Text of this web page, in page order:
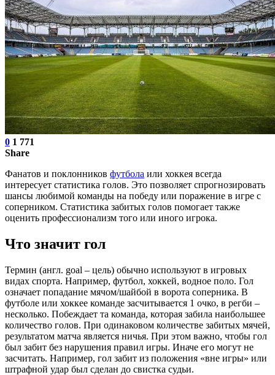
0 1 771
Share
Фанатов и поклонников футбола или хоккея всегда
интересует статистика голов. Это позволяет спрогнозировать
шансы любимой команды на победу или поражение в игре с
соперником. Статистика забитых голов помогает также
оценить профессионализм того или иного игрока.
Что значит гол
Термин (англ. goal – цель) обычно используют в игровых
видах спорта. Например, футбол, хоккей, водное поло. Гол
означает попадание мячом/шайбой в ворота соперника. В
футболе или хоккее команде засчитывается 1 очко, в регби –
несколько. Побеждает та команда, которая забила наибольшее
количество голов. При одинаковом количестве забитых мячей,
результатом матча является ничья. При этом важно, чтобы гол
был забит без нарушения правил игры. Иначе его могут не
засчитать. Например, гол забит из положения «вне игры» или
штрафной удар был сделан до свистка судьи.